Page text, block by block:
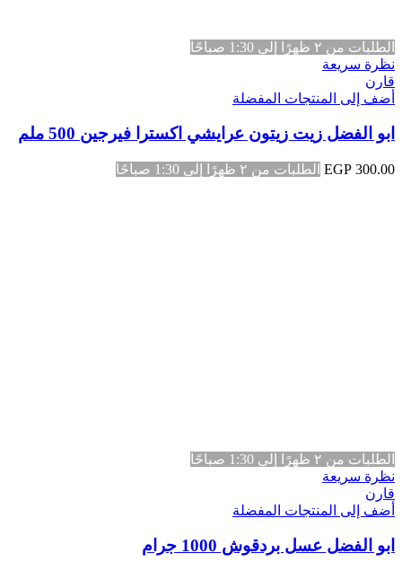
الطلبات من ٢ ظهرًا إلى 1:30 صباحًا
نظرة سريعة
قارن
أضف إلى المنتجات المفضلة
ابو الفضل زيت زيتون عرايشي اكسترا فيرجين 500 ملم
EGP 300.00 الطلبات من ٢ ظهرًا إلى 1:30 صباحًا
الطلبات من ٢ ظهرًا إلى 1:30 صباحًا
نظرة سريعة
قارن
أضف إلى المنتجات المفضلة
ابو الفضل عسل بردقوش 1000 جرام